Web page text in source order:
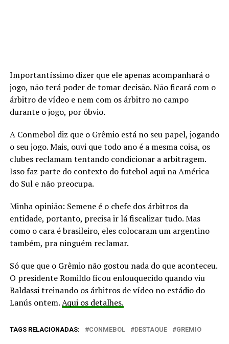
Importantíssimo dizer que ele apenas acompanhará o
jogo, não terá poder de tomar decisão. Não ficará com o
árbitro de vídeo e nem com os árbitro no campo
durante o jogo, por óbvio.
A Conmebol diz que o Grêmio está no seu papel, jogando
o seu jogo. Mais, ouvi que todo ano é a mesma coisa, os
clubes reclamam tentando condicionar a arbitragem.
Isso faz parte do contexto do futebol aqui na América
do Sul e não preocupa.
Minha opinião: Semene é o chefe dos árbitros da
entidade, portanto, precisa ir lá fiscalizar tudo. Mas
como o cara é brasileiro, eles colocaram um argentino
também, pra ninguém reclamar.
Só que que o Grêmio não gostou nada do que aconteceu.
O presidente Romildo ficou enlouquecido quando viu
Baldassi treinando os árbitros de vídeo no estádio do
Lanús ontem.Aqui os detalhes.
TAGS RELACIONADAS: CONMEBOL DESTAQUE GREMIO